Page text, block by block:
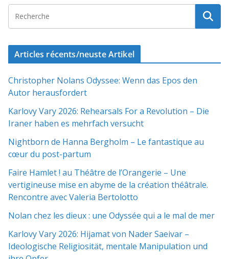
Articles récents/neuste Artikel
Christopher Nolans Odyssee: Wenn das Epos den
Autor herausfordert
Karlovy Vary 2026: Rehearsals For a Revolution – Die
Iraner haben es mehrfach versucht
Nightborn de Hanna Bergholm – Le fantastique au
cœur du post-partum
Faire Hamlet ! au Théâtre de l’Orangerie – Une
vertigineuse mise en abyme de la création théâtrale.
Rencontre avec Valeria Bertolotto
Nolan chez les dieux : une Odyssée qui a le mal de mer
Karlovy Vary 2026: Hijamat von Nader Saeivar​​ –
Ideologische Religiosität, mentale Manipulation und